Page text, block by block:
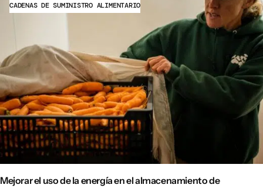
CADENAS DE SUMINISTRO ALIMENTARIO
Mejorar el uso de la energía en el almacenamiento de